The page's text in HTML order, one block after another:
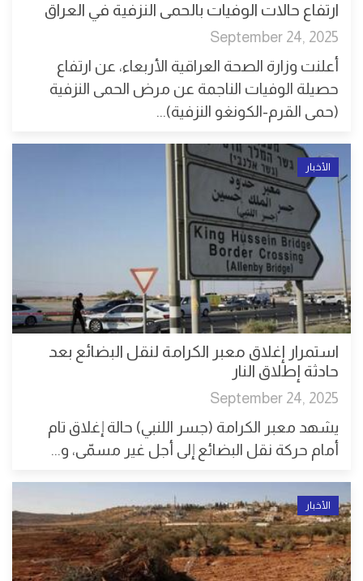
ارتفاع حالات الوفيات بالحمى النزفية في العراق
September 24, 2025
أعلنت وزارة الصحة العراقية الأربعاء، عن ارتفاع
حصيلة الوفيات الناجمة عن مرض الحمى النزفية
(حمى القرم-الكونغو النزفية)...
الأخبار
استمرار إغلاق معبر الكرامة لنقل البضائع بعد
حادثة إطلاق النار
September 24, 2025
يشهد معبر الكرامة (جسر اللنبي) حالة إغلاق تام
أمام حركة نقل البضائع إلى أجل غير مسمّى، و...
الأخبار